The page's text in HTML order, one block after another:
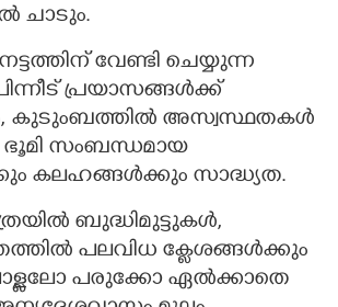
ചാടും.
വേണ്ടി ചെയ്യുന്ന
പ്രയാസങ്ങള്‍ക്ക്
കുടുംബത്തില്‍ അസ്വസ്ഥതകള്‍
ഭൂമി സംബന്ധമായ
കലഹങ്ങള്‍ക്കും സാദ്ധ്യത.
ബുദ്ധിമുട്ടുകള്‍,
പലവിധ ക്ലേശങ്ങള്‍ക്കും
പരുക്കോ ഏല്‍ക്കാതെ